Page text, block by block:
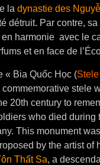
la dynastie des
détruit. Par contre,
en harmonie avec le
et en face de
« Bia Quốc Học (
commemorative stele
20th century to
who died during
This monument
by the artist of
Thất Sa, a